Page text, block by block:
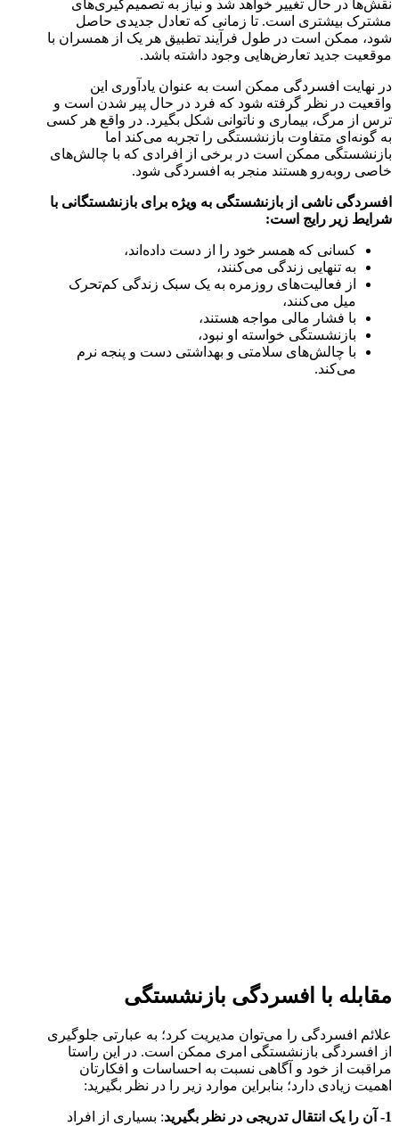
نقش‌ها در حال تغییر خواهد شد و نیاز به تصمیم‌گیری‌های
مشترک بیشتری است. تا زمانی که تعادل جدیدی حاصل
شود، ممکن است در طول فرآیند تطبیق هر یک از همسران با
موقعیت جدید تعارض‌هایی وجود داشته باشد.
در نهایت افسردگی ممکن است به عنوان یادآوری این
واقعیت در نظر گرفته شود که فرد در حال پیر شدن است و
ترس از مرگ، بیماری و ناتوانی شکل بگیرد. در واقع هر کسی
به گونه‌ای متفاوت بازنشستگی را تجربه می‌کند اما
بازنشستگی ممکن است در برخی از افرادی که با چالش‌های
خاصی روبه‌رو هستند منجر به افسردگی شود.
افسردگی ناشی از بازنشستگی به ویژه برای بازنشستگانی با
شرایط زیر رایج است:
کسانی که همسر خود را از دست داده‌اند،
به تنهایی زندگی می‌کنند،
از فعالیت‌های روزمره به یک سبک زندگی کم‌تحرک
میل می‌کنند،
با فشار مالی مواجه هستند،
بازنشستگی خواسته او نبود،
با چالش‌های سلامتی و بهداشتی دست و پنجه نرم
می‌کند.
مقابله با افسردگی بازنشستگی
علائم افسردگی را می‌توان مدیریت کرد؛ به عبارتی جلوگیری
از افسردگی بازنشستگی امری ممکن است. در این راستا
مراقبت از خود و آگاهی نسبت به احساسات و افکارتان
اهمیت زیادی دارد؛ بنابراین موارد زیر را در نظر بگیرید:
1- آن را یک انتقال تدریجی در نظر بگیرید
: بسیاری از افراد